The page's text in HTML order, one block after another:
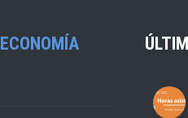
ECONOMÍA